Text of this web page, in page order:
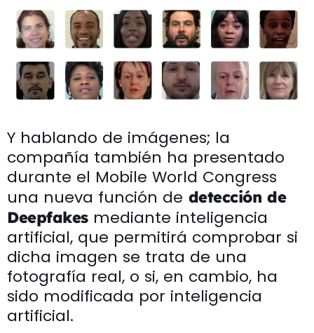
Y hablando de imágenes; la
compañía también ha presentado
durante el Mobile World Congress
una nueva función de detección de
Deepfakes mediante inteligencia
artificial, que permitirá comprobar si
dicha imagen se trata de una
fotografía real, o si, en cambio, ha
sido modificada por inteligencia
artificial.